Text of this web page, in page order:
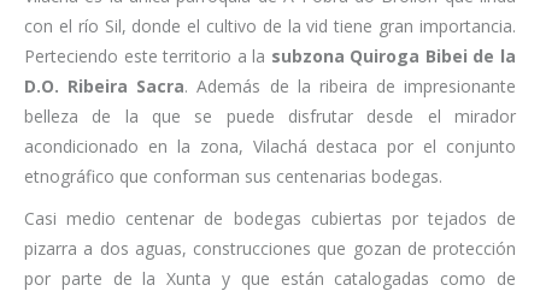
con el río Sil, donde el cultivo de la vid tiene gran importancia.
Perteciendo este territorio a la subzona Quiroga Bibei de la
D.O. Ribeira Sacra. Además de la ribeira de impresionante
belleza de la que se puede disfrutar desde el mirador
acondicionado en la zona, Vilachá destaca por el conjunto
etnográfico que conforman sus centenarias bodegas.
Casi medio centenar de bodegas cubiertas por tejados de
pizarra a dos aguas, construcciones que gozan de protección
por parte de la Xunta y que están catalogadas como de